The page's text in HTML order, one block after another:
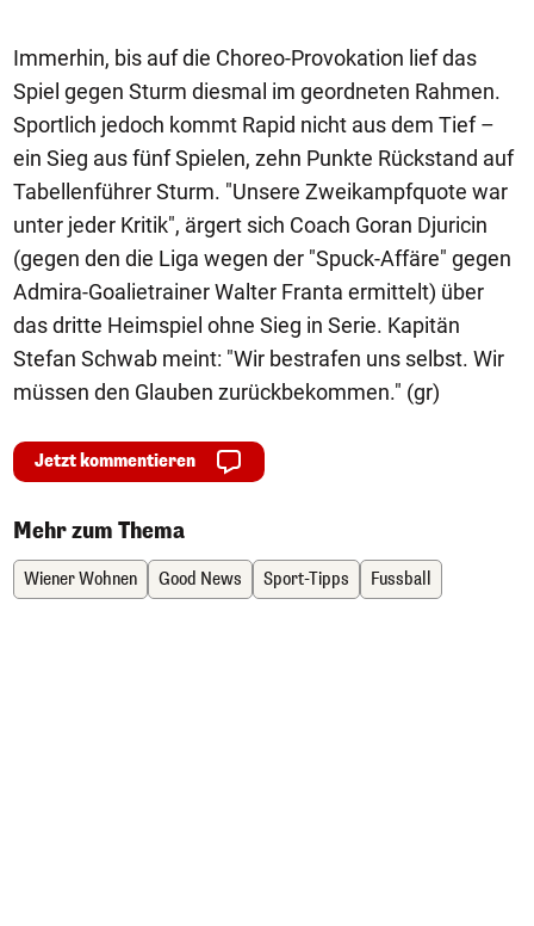
Immerhin, bis auf die Choreo-Provokation lief das
Spiel gegen Sturm diesmal im geordneten Rahmen.
Sportlich jedoch kommt Rapid nicht aus dem Tief –
ein Sieg aus fünf Spielen, zehn Punkte Rückstand auf
Tabellenführer Sturm. "Unsere Zweikampfquote war
unter jeder Kritik", ärgert sich Coach Goran Djuricin
(gegen den die Liga wegen der "Spuck-Affäre" gegen
Admira-Goalietrainer Walter Franta ermittelt) über
das dritte Heimspiel ohne Sieg in Serie. Kapitän
Stefan Schwab meint: "Wir bestrafen uns selbst. Wir
müssen den Glauben zurückbekommen." (gr)
Jetzt kommentieren
Mehr zum Thema
Wiener Wohnen Good News Sport-Tipps Fussball